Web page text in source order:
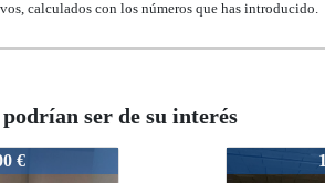
calculados con los números que has introducido.
ser de su interés